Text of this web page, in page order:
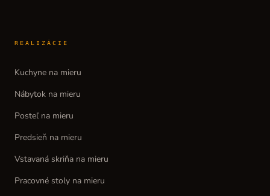
REALIZÁCIE
Kuchyne na mieru
Nábytok na mieru
Posteľ na mieru
Predsieň na mieru
Vstavaná skriňa na mieru
Pracovné stoly na mieru